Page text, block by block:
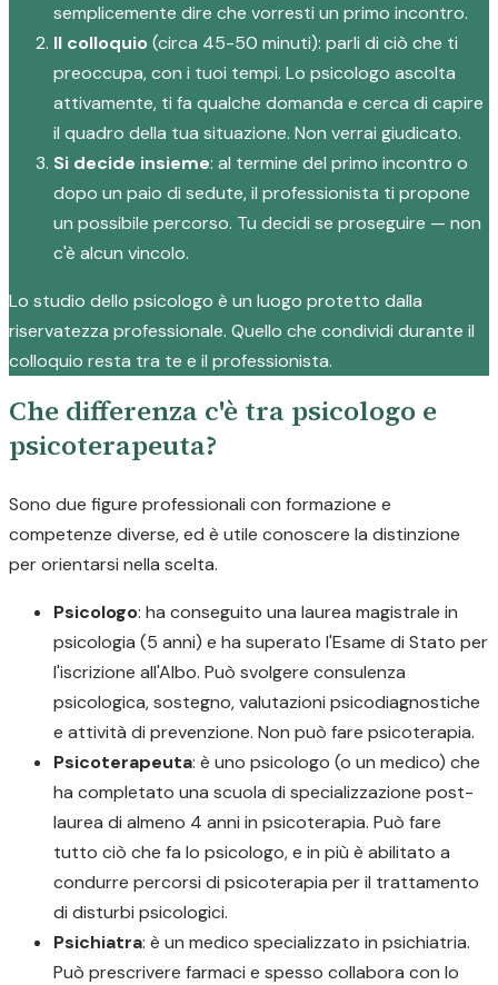
semplicemente dire che vorresti un primo incontro.
Il colloquio(circa 45-50 minuti): parli di ciò che ti
preoccupa, con i tuoi tempi. Lo psicologo ascolta
attivamente, ti fa qualche domanda e cerca di capire
il quadro della tua situazione. Non verrai giudicato.
Si decide insieme: al termine del primo incontro o
dopo un paio di sedute, il professionista ti propone
un possibile percorso. Tu decidi se proseguire — non
c'è alcun vincolo.
Lo studio dello psicologo è un luogo protetto dalla
riservatezza professionale. Quello che condividi durante il
colloquio resta tra te e il professionista.
Che differenza c'è tra psicologo e
psicoterapeuta?
Sono due figure professionali con formazione e
competenze diverse, ed è utile conoscere la distinzione
per orientarsi nella scelta.
Psicologo: ha conseguito una laurea magistrale in
psicologia (5 anni) e ha superato l'Esame di Stato per
l'iscrizione all'Albo. Può svolgere consulenza
psicologica, sostegno, valutazioni psicodiagnostiche
e attività di prevenzione. Non può fare psicoterapia.
Psicoterapeuta: è uno psicologo (o un medico) che
ha completato una scuola di specializzazione post-
laurea di almeno 4 anni in psicoterapia. Può fare
tutto ciò che fa lo psicologo, e in più è abilitato a
condurre percorsi di psicoterapia per il trattamento
di disturbi psicologici.
Psichiatra: è un medico specializzato in psichiatria.
Può prescrivere farmaci e spesso collabora con lo